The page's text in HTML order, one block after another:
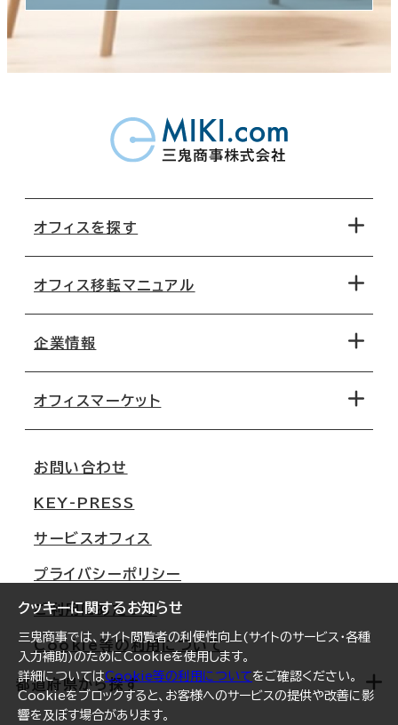
クッキーに関するお知らせ
三鬼商事では、サイト閲覧者の利便性向上(サイトのサービス・各種
入力補助)のためにCookieを使用します。
詳細についてはCookie等の利用についてをご確認ください。
Cookieをブロックすると、お客様へのサービスの提供や改善に影
響を及ぼす場合があります。
オフィスを探す
地図から探す
路線・駅から探す
オフィス移転マニュアル
移転コストシミュレーション
移転スケジュール
オフィス移転Q&A
企業情報
オフィスマーケット
大阪
名古屋
札幌
仙台
横浜
福岡
オフィスリポート
お問い合わせ
KEY-PRESS
サービスオフィス
プライバシーポリシー
ご利用にあたって
Cookie等の利用について
都道府県から探す